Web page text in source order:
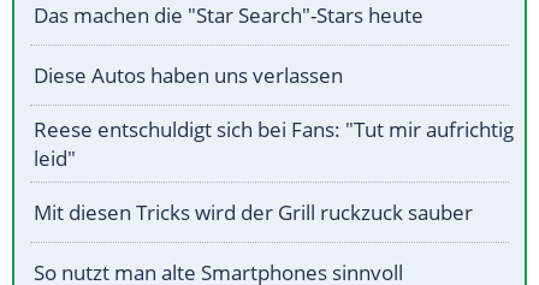
Das machen die "Star Search"-Stars heute
Diese Autos haben uns verlassen
Reese entschuldigt sich bei Fans: "Tut mir aufrichtig
leid"
Mit diesen Tricks wird der Grill ruckzuck sauber
So nutzt man alte Smartphones sinnvoll